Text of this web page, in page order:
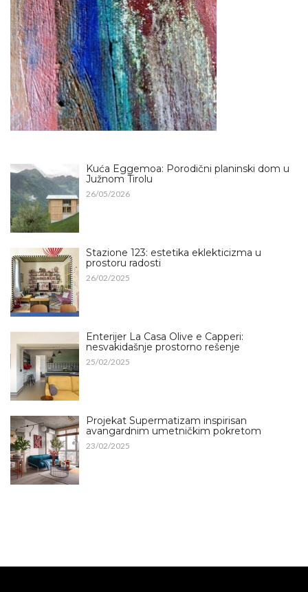
Kuća Eggemoa: Porodični planinski dom u
Južnom Tirolu
26/05/2026
Stazione 123: estetika eklekticizma u
prostoru radosti
26/02/2025
Enterijer La Casa Olive e Capperi:
nesvakidašnje prostorno rešenje
25/02/2025
Projekat Supermatizam inspirisan
avangardnim umetničkim pokretom
23/02/2025